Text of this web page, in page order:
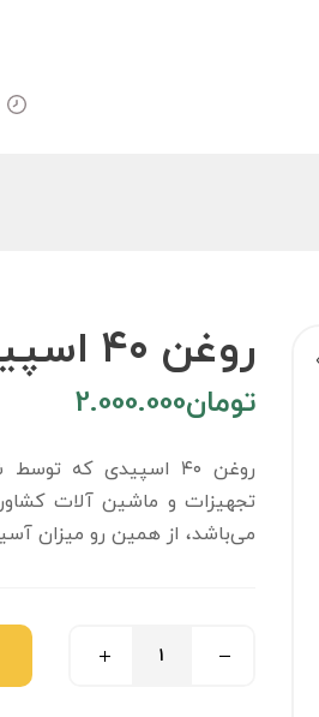
روغن ۴۰ اسپیدی ۴ لیتری
تومان2.000.000
روغن ۴۰ اسپیدی که
تجهیزات و ماشین آلات
می‌باشد، از همین رو میزان